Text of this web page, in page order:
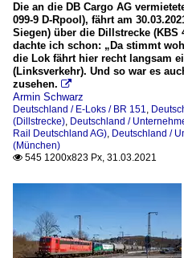
Die an die DB Cargo AG
099-9 D-Rpool), fährt am
Siegen) über die Dillstrecke
dachte ich schon: „Da stimmt
die Lok fährt hier recht langsam
(Linksverkehr). Und so war es
zusehen. 
Armin Schwarz
Deutschland / E-Loks / BR 151,
(Dillstrecke), Deutschland /
Rail Deutschland AG), Deutschland /
(München)
 545 1200x823 Px, 31.03.2021